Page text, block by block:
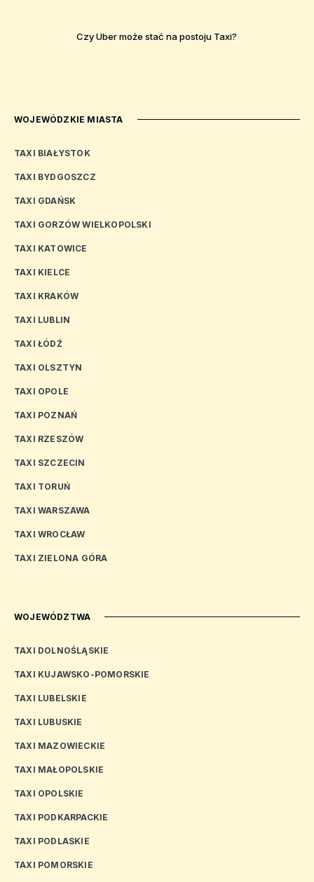
Czy Uber może stać na postoju Taxi?
WOJEWÓDZKIE MIASTA
TAXI BIAŁYSTOK
TAXI BYDGOSZCZ
TAXI GDAŃSK
TAXI GORZÓW WIELKOPOLSKI
TAXI KATOWICE
TAXI KIELCE
TAXI KRAKÓW
TAXI LUBLIN
TAXI ŁÓDŹ
TAXI OLSZTYN
TAXI OPOLE
TAXI POZNAŃ
TAXI RZESZÓW
TAXI SZCZECIN
TAXI TORUŃ
TAXI WARSZAWA
TAXI WROCŁAW
TAXI ZIELONA GÓRA
WOJEWÓDZTWA
TAXI DOLNOŚLĄSKIE
TAXI KUJAWSKO-POMORSKIE
TAXI LUBELSKIE
TAXI LUBUSKIE
TAXI MAZOWIECKIE
TAXI MAŁOPOLSKIE
TAXI OPOLSKIE
TAXI PODKARPACKIE
TAXI PODLASKIE
TAXI POMORSKIE